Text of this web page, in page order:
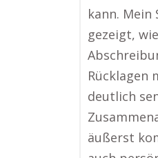
kann.
gezeigt,
Rücklagen
deutlich
äußerst